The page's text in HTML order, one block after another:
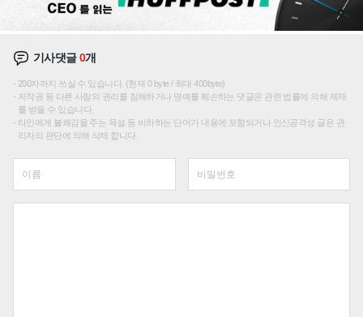
기사댓글0개
200자까지 쓰실 수 있습니다. (현재 0 byte / 최대 400byte)
저작권 등 다른 사람의 권리를 침해하거나 명예를 훼손하는 댓글은 관련 법률에 의해 제재
를 받을 수 있습니다.
타인에게 불쾌감을 주는 욕설 등 비하하는 단어가 내용에 포함되거나 인신공격성 글은 관
리자의 판단에 의해 삭제 합니다.